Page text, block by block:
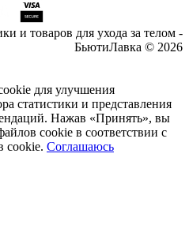
и товаров для ухода за телом -
БьютиЛавка © 2026
для улучшения
статистики и представления
Нажав «Принять», вы
cookie в соответствии с
cookie. Соглашаюсь